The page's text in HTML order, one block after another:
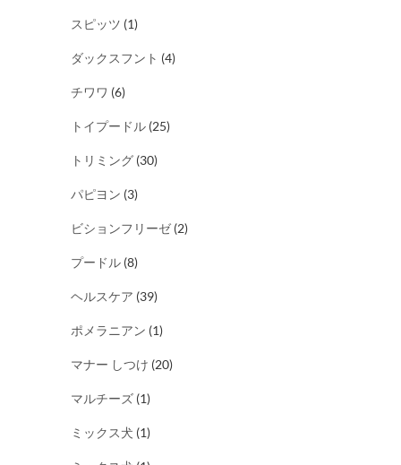
スピッツ (1)
ダックスフント (4)
チワワ (6)
トイプードル (25)
トリミング (30)
パピヨン (3)
ビションフリーゼ(2)
プードル (8)
ヘルスケア (39)
ポメラニアン (1)
マナー しつけ (20)
マルチーズ (1)
ミックス犬 (1)